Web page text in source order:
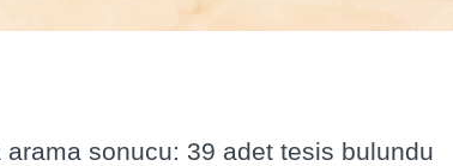
arama sonucu: 39 adet tesis bulundu